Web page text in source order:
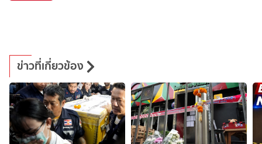
ข่าวที่เกี่ยวข้อง